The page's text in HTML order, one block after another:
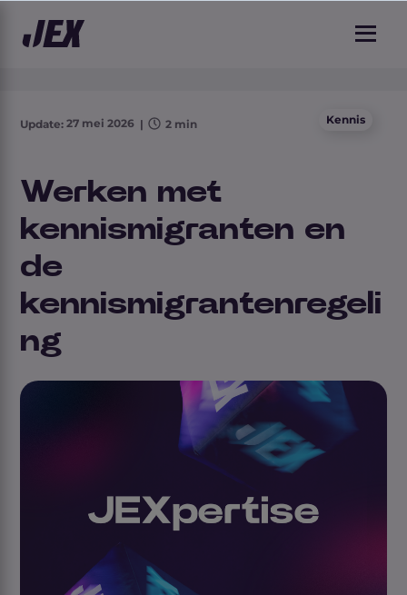
Update: 27 mei 2026 | 2 min Kennis
Werken met
kennismigranten en
de
kennismigrantenregeli
ng